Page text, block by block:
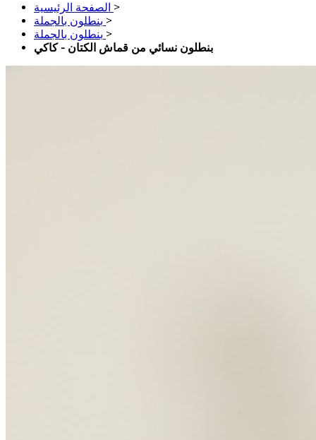
الصفحة الرئيسية >
بنطلون بالجملة >
بنطلون بالجملة >
بنطلون نسائي من قماش الكتان - كاكي